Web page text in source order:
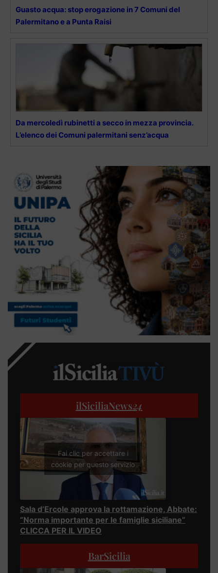
Guasto acqua: stop erogazione in 7 Comuni del
Palermitano e a Punta Raisi
Da mercoledì rubinetti a secco in mezza provincia.
L’elenco dei Comuni palermitani senz’acqua
ilSiciliaNews24
Fai clic per accettare i
cookie per questo servizio
Sala d’Ercole approva la rottamazione, Abbate:
“Norma importante per le famiglie siciliane”
CLICCA PER IL VIDEO
BarSicilia